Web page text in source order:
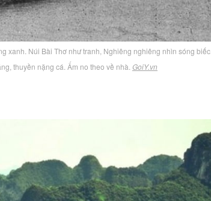
xanh. Núi Bài Thơ như tranh, Nghiêng nghiêng nhìn sóng biếc.
thuyền nặng cá. Ấm no theo về nhà. GoiY.vn